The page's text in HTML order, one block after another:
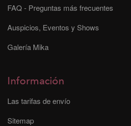
FAQ - Preguntas más frecuentes
Auspicios, Eventos y Shows
Galería Mika
Información
Las tarifas de envío
Sitemap